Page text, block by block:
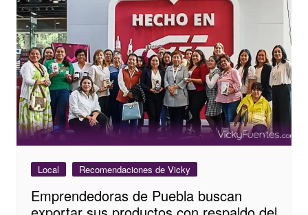
Local Recomendaciones de Vicky
Emprendedoras de Puebla buscan